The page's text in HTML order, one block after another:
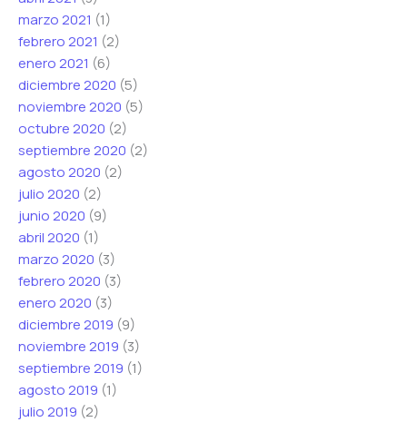
marzo 2021 (1)
febrero 2021 (2)
enero 2021 (6)
diciembre 2020 (5)
noviembre 2020 (5)
octubre 2020 (2)
septiembre 2020 (2)
agosto 2020 (2)
julio 2020 (2)
junio 2020 (9)
abril 2020 (1)
marzo 2020 (3)
febrero 2020 (3)
enero 2020 (3)
diciembre 2019 (9)
noviembre 2019 (3)
septiembre 2019 (1)
agosto 2019 (1)
julio 2019 (2)